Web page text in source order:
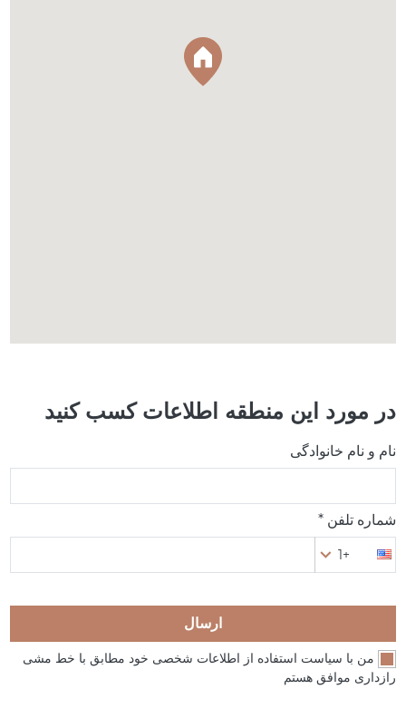
در مورد این منطقه اطلاعات کسب کنید
نام و نام خانوادگی
شماره تلفن *
+1
ارسال
من با سیاست استفاده از اطلاعات شخصی خود مطابق با خط مشی
رازداری موافق هستم